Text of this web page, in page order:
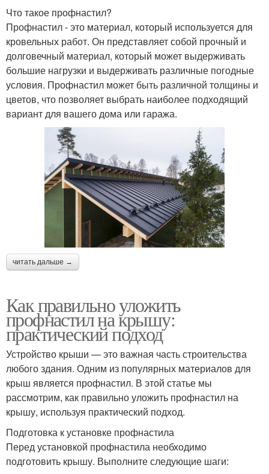
Что такое профнастил?
Профнастил - это материал, который используется для
кровельных работ. Он представляет собой прочный и
долговечный материал, который может выдерживать
большие нагрузки и выдерживать различные погодные
условия. Профнастил может быть различной толщины и
цветов, что позволяет выбрать наиболее подходящий
вариант для вашего дома или гаража.
читать дальше →
Как правильно уложить
профнастил на крышу:
практический подход
Устройство крыши — это важная часть строительства
любого здания. Одним из популярных материалов для
крыш является профнастил. В этой статье мы
рассмотрим, как правильно уложить профнастил на
крышу, используя практический подход.
Подготовка к установке профнастила
Перед установкой профнастила необходимо
подготовить крышу. Выполните следующие шаги: